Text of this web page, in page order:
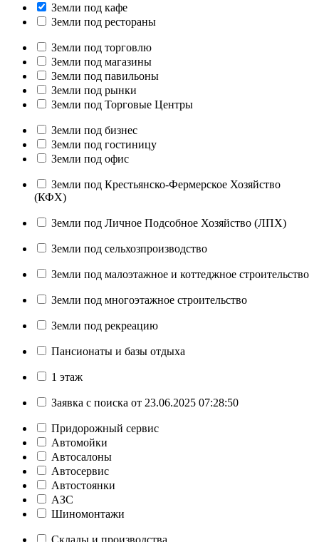
Земли под кафе
Земли под рестораны
Земли под торговлю
Земли под магазины
Земли под павильоны
Земли под рынки
Земли под Торговые Центры
Земли под бизнес
Земли под гостиницу
Земли под офис
Земли под Крестьянско-Фермерское Хозяйство
(КФХ)
Земли под Личное Подсобное Хозяйство (ЛПХ)
Земли под сельхозпроизводство
Земли под малоэтажное и коттеджное строительство
Земли под многоэтажное строительство
Земли под рекреацию
Пансионаты и базы отдыха
1 этаж
Заявка с поиска от 23.06.2025 07:28:50
Придорожный сервис
Автомойки
Автосалоны
Автосервис
Автостоянки
АЗС
Шиномонтажи
Склады и производства